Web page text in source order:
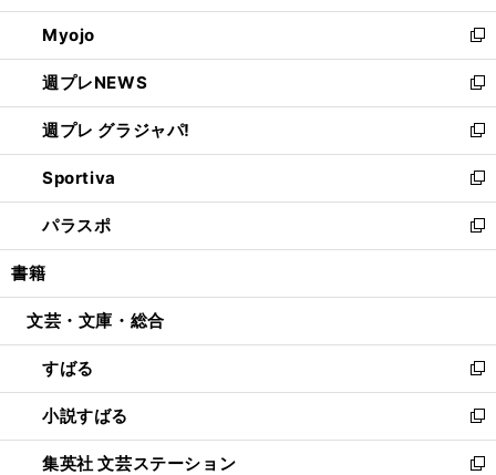
開
く
ウ
で
開
く
ン
ド
ウ
で
開
く
ウ
ィ
ン
ド
ウ
で
開
く
Myojo
新
し
い
ウ
ィ
ン
ド
ウ
で
開
週プレNEWS
新
し
い
ウ
ィ
ン
ド
ウ
開
週プレ グラジャパ!
新
し
い
ウ
ィ
ン
ウ
開
く
Sportiva
新
し
い
ウ
ン
ウ
で
開
く
パラスポ
新
し
ウ
ン
ド
ウ
で
開
く
書籍
文芸・文庫・総合
すばる
新
し
い
ウ
ィ
小説すばる
新
し
い
集英社 文芸ステーション
新